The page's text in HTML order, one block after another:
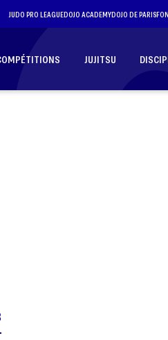
JUDO PRO LEAGUEDOJO ACADEMYDOJO DE PARIS
JUJITSU